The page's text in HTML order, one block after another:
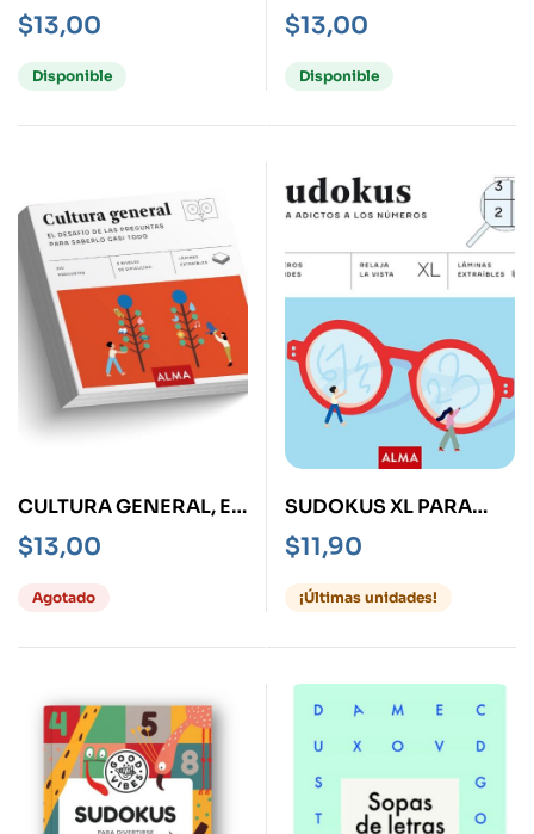
EN 1 MINUTO – LAS
COSAS NO SON LO
QUE PARECEN-
$13,00
Disponible
RETOS PARA QUE NO
SE TE OLVIDE NADA
$13,00
Disponible
CULTURA GENERAL, EL
DESAFÍO DE LAS
PREGUNTAS PARA
SABERLO CASI TODO
$13,00
Agotado
SUDOKUS XL PARA
ADICTOS A LOS
NÚMEROS
$11,90
¡Últimas unidades!